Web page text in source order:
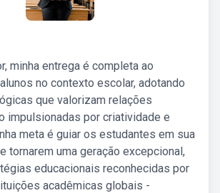
minha entrega é completa ao
no contexto escolar, adotando
que valorizam relações
impulsionadas por criatividade e
meta é guiar os estudantes em sua
tornarem uma geração excepcional,
educacionais reconhecidas por
acadêmicas globais -